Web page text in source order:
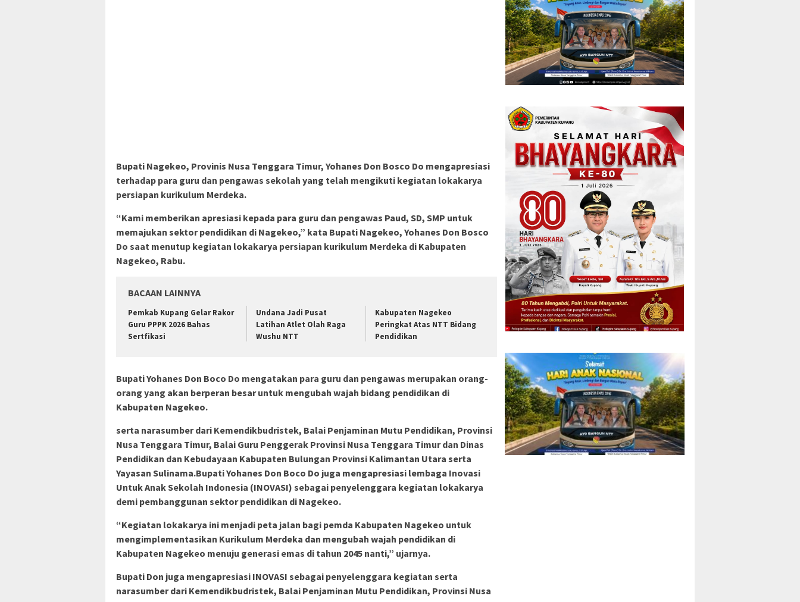
Bupati Nagekeo, Provinis Nusa Tenggara Timur, Yohanes Don Bosco Do mengapresiasi
terhadap para guru dan pengawas sekolah yang telah mengikuti kegiatan lokakarya
persiapan kurikulum Merdeka.
“Kami memberikan apresiasi kepada para guru dan pengawas Paud, SD, SMP untuk
memajukan sektor pendidikan di Nagekeo,” kata Bupati Nagekeo, Yohanes Don Bosco
Do saat menutup kegiatan lokakarya persiapan kurikulum Merdeka di Kabupaten
Nagekeo, Rabu.
BACAAN LAINNYA
Pemkab Kupang Gelar Rakor
Guru PPPK 2026 Bahas
Sertfikasi
Undana Jadi Pusat
Latihan Atlet Olah Raga
Wushu NTT
Kabupaten Nagekeo
Peringkat Atas NTT Bidang
Pendidikan
Bupati Yohanes Don Boco Do mengatakan para guru dan pengawas merupakan orang-
orang yang akan berperan besar untuk mengubah wajah bidang pendidikan di
Kabupaten Nagekeo.
serta narasumber dari Kemendikbudristek, Balai Penjaminan Mutu Pendidikan, Provinsi
Nusa Tenggara Timur, Balai Guru Penggerak Provinsi Nusa Tenggara Timur dan Dinas
Pendidikan dan Kebudayaan Kabupaten Bulungan Provinsi Kalimantan Utara serta
Yayasan Sulinama.Bupati Yohanes Don Boco Do juga mengapresiasi lembaga Inovasi
Untuk Anak Sekolah Indonesia (INOVASI) sebagai penyelenggara kegiatan lokakarya
demi pembanggunan sektor pendidikan di Nagekeo.
“Kegiatan lokakarya ini menjadi peta jalan bagi pemda Kabupaten Nagekeo untuk
mengimplementasikan Kurikulum Merdeka dan mengubah wajah pendidikan di
Kabupaten Nagekeo menuju generasi emas di tahun 2045 nanti,” ujarnya.
Bupati Don juga mengapresiasi INOVASI sebagai penyelenggara kegiatan serta
narasumber dari Kemendikbudristek, Balai Penjaminan Mutu Pendidikan, Provinsi Nusa